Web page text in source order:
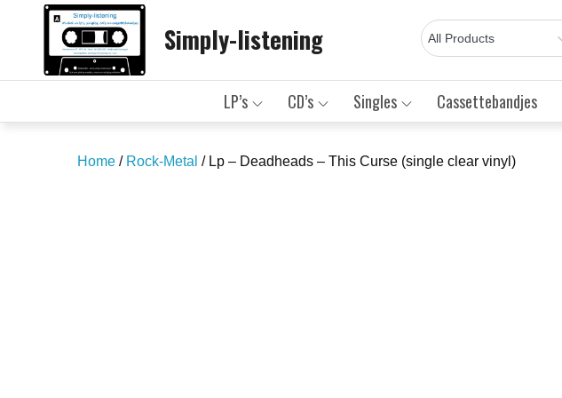
Simply-listening
LP’s CD’s Singles Cassettebandjes
Home / Rock-Metal / Lp – Deadheads – This Curse (single clear vinyl)